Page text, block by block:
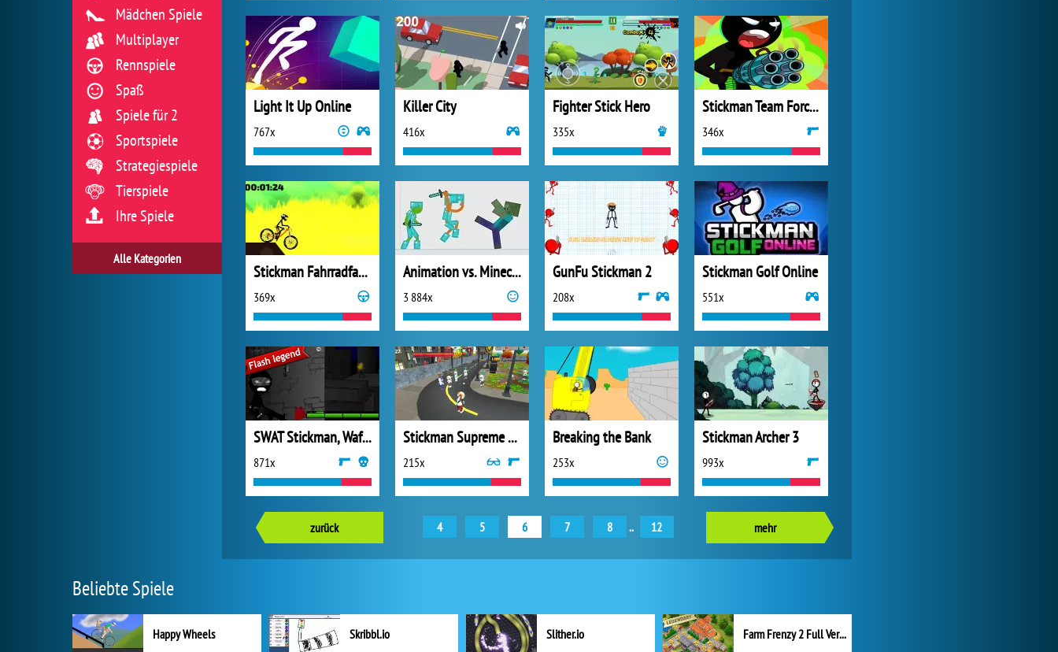
Light It Up Online
767x
Killer City
416x
Fighter Stick Hero
335x
Stickman Team Force 2
346x
Stickman Fahrradfahrer
369x
Animation vs. Minecraft
3 884x
GunFu Stickman 2
208x
Stickman Golf Online
551x
SWAT Stickman, Waffen und Taktiken
871x
Stickman Supreme Shooter
215x
Breaking the Bank
253x
Stickman Archer 3
993x
zurück 4 5 6 7 8 .. 12 mehr
Mädchen Spiele
Multiplayer
Rennspiele
Spaß
Spiele für 2
Sportspiele
Strategiespiele
Tierspiele
Ihre Spiele
Alle Kategorien
Beliebte Spiele
Happy Wheels Skribbl.io Slither.io Farm Frenzy 2 Full Version